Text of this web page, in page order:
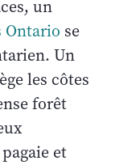
un
Ontario se
Un
les côtes
forêt
et